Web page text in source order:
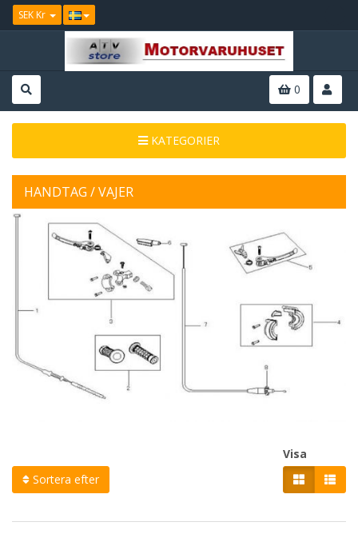
SEK Kr
0
KATEGORIER
HANDTAG / VAJER
Sortera efter
Visa